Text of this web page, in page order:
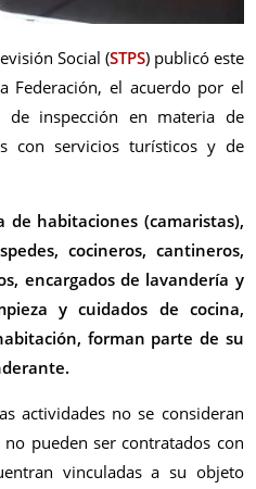
Social (STPS) publicó este
Federación, el acuerdo por el
de inspección en materia de
con servicios turísticos y de
de habitaciones (camaristas),
cocineros, cantineros,
encargados de lavandería y
y cuidados de cocina,
forman parte de su
actividades no se consideran
pueden ser contratados con
vinculadas a su objeto